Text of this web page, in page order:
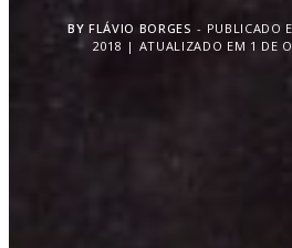
BY FLÁVIO BORGES
PUBLICADO
2018 | ATUALIZADO EM 1 DE